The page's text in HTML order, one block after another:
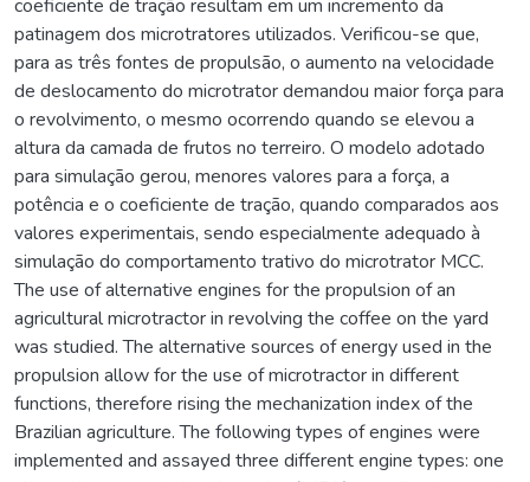
coeficiente de tração resultam em um incremento da
patinagem dos microtratores utilizados. Verificou-se que,
para as três fontes de propulsão, o aumento na velocidade
de deslocamento do microtrator demandou maior força para
o revolvimento, o mesmo ocorrendo quando se elevou a
altura da camada de frutos no terreiro. O modelo adotado
para simulação gerou, menores valores para a força, a
potência e o coeficiente de tração, quando comparados aos
valores experimentais, sendo especialmente adequado à
simulação do comportamento trativo do microtrator MCC.
The use of alternative engines for the propulsion of an
agricultural microtractor in revolving the coffee on the yard
was studied. The alternative sources of energy used in the
propulsion allow for the use of microtractor in different
functions, therefore rising the mechanization index of the
Brazilian agriculture. The following types of engines were
implemented and assayed three different engine types: one